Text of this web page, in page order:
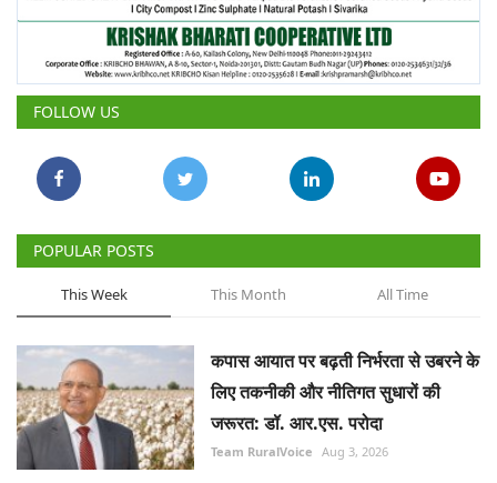
FOLLOW US
POPULAR POSTS
This Week This Month All Time
कपास आयात पर बढ़ती निर्भरता से उबरने के
लिए तकनीकी और नीतिगत सुधारों की
जरूरत: डॉ. आर.एस. परोदा
Team RuralVoice Aug 3, 2026